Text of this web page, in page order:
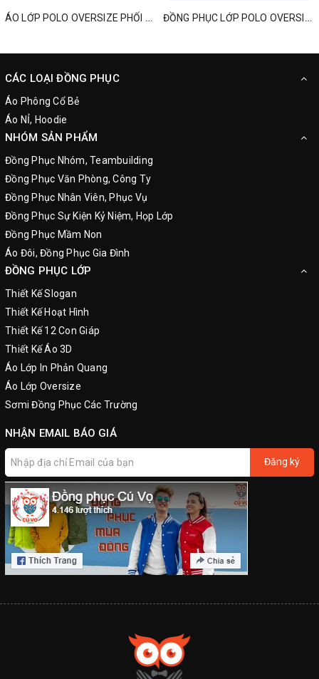
ÁO LỚP POLO OVERSIZE PHỐI MÀU MỚI NHẤT ĐỒNG PHỤC LỚP POLO OVERSIZED ONE TEAM ONE DREAM
CÁC LOẠI ĐỒNG PHỤC
Áo Phông Cổ Bẻ
Áo NỈ, Hoodie
NHÓM SẢN PHẨM
Đồng Phục Nhóm, Teambuilding
Đồng Phục Văn Phòng, Công Ty
Đồng Phục Nhân Viên, Phục Vụ
Đồng Phục Sự Kiện Kỷ Niệm, Họp Lớp
Đồng Phục Mầm Non
Áo Đôi, Đồng Phục Gia Đình
ĐỒNG PHỤC LỚP
Thiết Kế Slogan
Thiết Kế Hoạt Hình
Thiết Kế 12 Con Giáp
Thiết Kế Áo 3D
Áo Lớp In Phản Quang
Áo Lớp Oversize
Sơmi Đồng Phục Các Trường
NHẬN EMAIL BÁO GIÁ
Đăng ký